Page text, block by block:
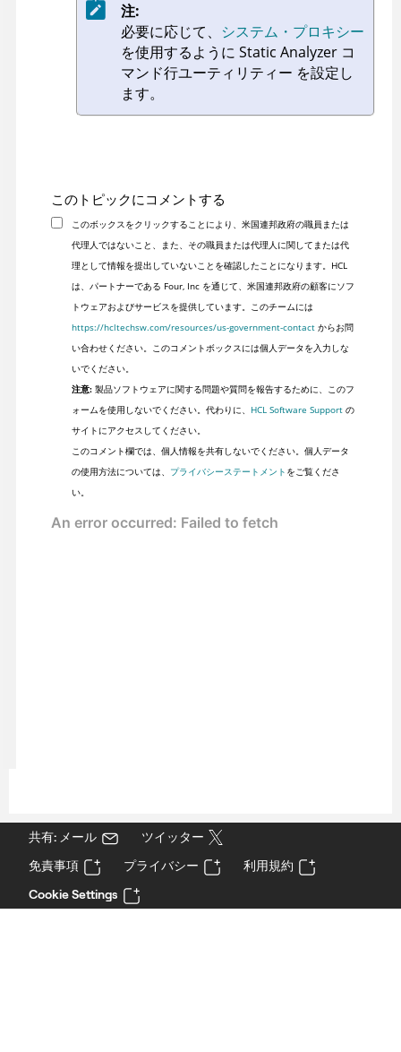
注:
必要に応じて、 システム・プロキシー
を使用するように Static Analyzer コ
マンド行ユーティリティー を設定し
ます。
このトピックにコメントする
このボックスをクリックすることにより、米国連邦政府の職員または
代理人ではないこと、また、その職員または代理人に関してまたは代
理として情報を提出していないことを確認したことになります。HCL
は、パートナーである Four, Inc を通じて、米国連邦政府の顧客にソフ
トウェアおよびサービスを提供しています。このチームには
https://hcltechsw.com/resources/us-government-contactからお問
い合わせください。このコメントボックスには個人データを入力しな
いでください。
注意:製品ソフトウェアに関する問題や質問を報告するために、このフ
ォームを使用しないでください。代わりに、 HCL Software Supportの
サイトにアクセスしてください。
このコメント欄では、個人情報を共有しないでください。個人データ
の使用方法については、 プライバシーステートメント をご覧くださ
い。
共有: メール
ツイッター
免責事項
プライバシー
利用規約
Cookie Settings